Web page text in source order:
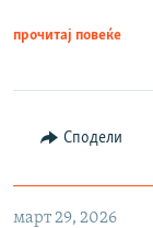
прочитај повеќе
Сподели
март 29, 2026